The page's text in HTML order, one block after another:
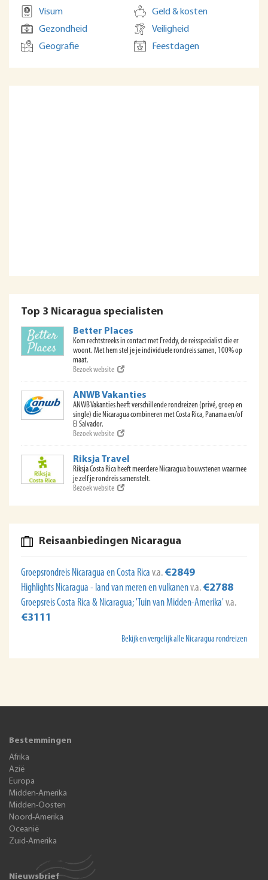
Visum
Gezondheid
Geografie
Geld & kosten
Veiligheid
Feestdagen
Top 3 Nicaragua specialisten
Better Places
Kom rechtstreeks in contact met Freddy, de reisspecialist die er
woont. Met hem stel je je individuele rondreis samen, 100% op
maat.
Bezoek website
ANWB Vakanties
ANWB Vakanties heeft verschillende rondreizen (privé, groep en
single) die Nicaragua combineren met Costa Rica, Panama en/of
El Salvador.
Bezoek website
Riksja Travel
Riksja Costa Rica heeft meerdere Nicaragua bouwstenen waarmee
je zelf je rondreis samenstelt.
Bezoek website
Reisaanbiedingen Nicaragua
Groepsrondreis Nicaragua en Costa Rica v.a. €2849
Highlights Nicaragua - land van meren en vulkanenv.a. €2788
Groepsreis Costa Rica & Nicaragua; 'Tuin van Midden-Amerika' v.a.
€3111
Bekijk en vergelijk alle Nicaragua rondreizen
Bestemmingen
Afrika
Azië
Europa
Midden-Amerika
Midden-Oosten
Noord-Amerika
Oceanië
Zuid-Amerika
Nieuwsbrief